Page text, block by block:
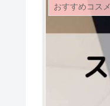
おすすめコスメ